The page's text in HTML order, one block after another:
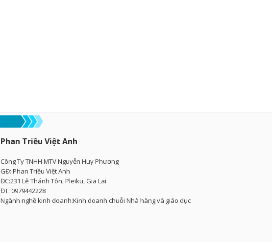
Phan Triều Việt Anh
Công Ty TNHH MTV Nguyễn Huy Phương
GĐ: Phan Triều Việt Anh
ĐC:231 Lê Thánh Tôn, Pleiku, Gia Lai
ĐT: 0979442228
Ngành nghề kinh doanh:Kinh doanh chuỗi Nhà hàng và giáo dục